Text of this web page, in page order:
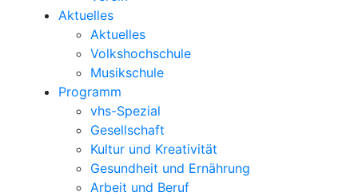
Aktuelles
Aktuelles
Volkshochschule
Musikschule
Programm
vhs-Spezial
Gesellschaft
Kultur und Kreativität
Gesundheit und Ernährung
Arbeit und Beruf